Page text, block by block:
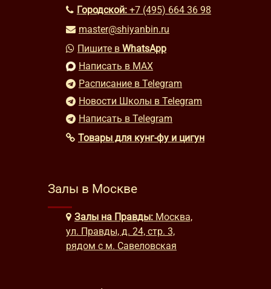
Городской: +7 (495) 664 36 98
master@shiyanbin.ru
Пишите в WhatsApp
Написать в MAX
Расписание в Telegram
Новости Школы в Telegram
Написать в Telegram
Товары для кунг-фу и цигун
Залы в Москве
Залы на Правды: Москва,
ул. Правды, д. 24, стр. 3,
рядом с м. Савеловская